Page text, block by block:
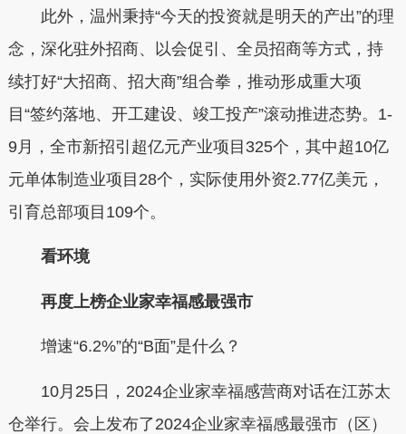
此外，温州秉持“今天的投资就是明天的产出”的理
念，深化驻外招商、以会促引、全员招商等方式，持
续打好“大招商、招大商”组合拳，推动形成重大项
目“签约落地、开工建设、竣工投产”滚动推进态势。1-
9月，全市新招引超亿元产业项目325个，其中超10亿
元单体制造业项目28个，实际使用外资2.77亿美元，
引育总部项目109个。
看环境
再度上榜企业家幸福感最强市
增速“6.2%”的“B面”是什么？
10月25日，2024企业家幸福感营商对话在江苏太
仓举行。会上发布了2024企业家幸福感最强市（区）